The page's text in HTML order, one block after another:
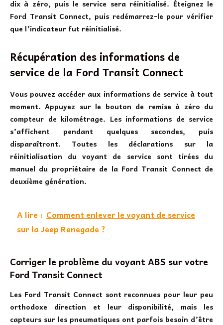
dix à zéro, puis le service sera réinitialisé. Éteignez le
Ford Transit Connect, puis redémarrez-le pour vérifier
que l’indicateur fut réinitialisé.
Récupération des informations de
service de la Ford Transit Connect
Vous pouvez accéder aux informations de service à tout
moment. Appuyez sur le bouton de remise à zéro du
compteur de kilométrage. Les informations de service
s’affichent pendant quelques secondes, puis
disparaîtront. Toutes les déclarations sur la
réinitialisation du voyant de service sont tirées du
manuel du propriétaire de la Ford Transit Connect de
deuxième génération.
A lire : Comment enlever le voyant de service
sur la Jeep Renegade ?
Corriger le problème du voyant ABS sur votre
Ford Transit Connect
Les Ford Transit Connect sont reconnues pour leur peu
orthodoxe direction et leur disponibilité, mais les
capteurs sur les pneumatiques ont parfois besoin d’être